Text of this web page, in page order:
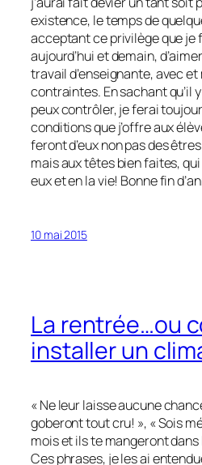
existence, le temps de
acceptant ce privilège que je
aujourd’hui et demain,
travail d’enseignante, avec
contraintes. En sachant qu’il
peux contrôler, je ferai
conditions que j’offre aux
feront d’eux non pas des
mais aux têtes bien faites,
eux et en la vie! Bonne fin
10 mai 2015
La rentrée…ou
installer un
« Ne leur laisse aucune
goberont tout cru! », « Sois
mois et ils te mangeront
Ces phrases, je les ai